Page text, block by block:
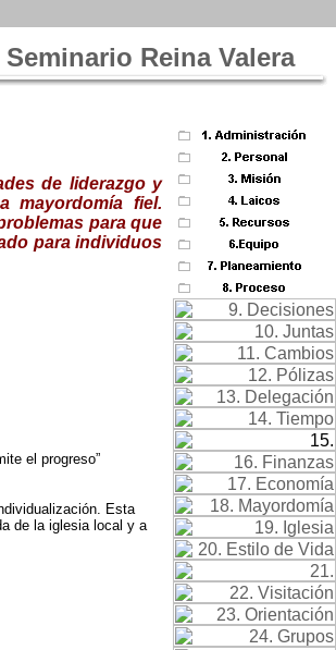
Seminario Reina Valera
de liderazgo y
mayordomía fiel.
para que
para individuos
el progreso”
Esta
de la iglesia local y a